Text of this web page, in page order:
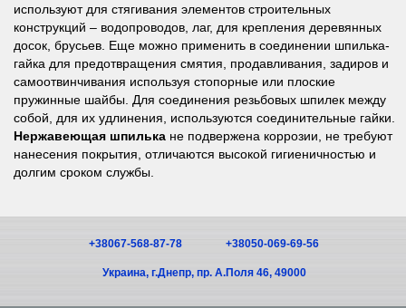
используют для стягивания элементов строительных
конструкций – водопроводов, лаг, для крепления деревянных
досок, брусьев. Еще можно применить в соединении шпилька-
гайка для предотвращения смятия, продавливания, задиров и
самоотвинчивания используя стопорные или плоские
пружинные шайбы. Для соединения резьбовых шпилек между
собой, для их удлинения, используются соединительные гайки.
Нержавеющая шпилька не подвержена коррозии, не требуют
нанесения покрытия, отличаются высокой гигиеничностью и
долгим сроком службы.
+38067-568-87-78 +38050-069-69-56
Украина, г.Днепр, пр. А.Поля 46, 49000